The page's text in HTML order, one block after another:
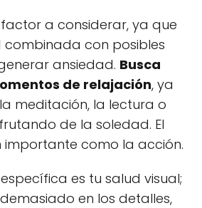
factor a considerar, ya que
con posibles
ansiedad. Busca
de relajación, ya
meditación, la lectura o
de la soledad. El
importante como la acción.
es tu salud visual;
en los detalles,